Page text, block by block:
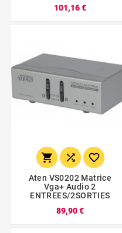
101,16 €
  
Aten VS0202 Matrice
Vga+ Audio 2
ENTREES/2SORTIES
89,90 €